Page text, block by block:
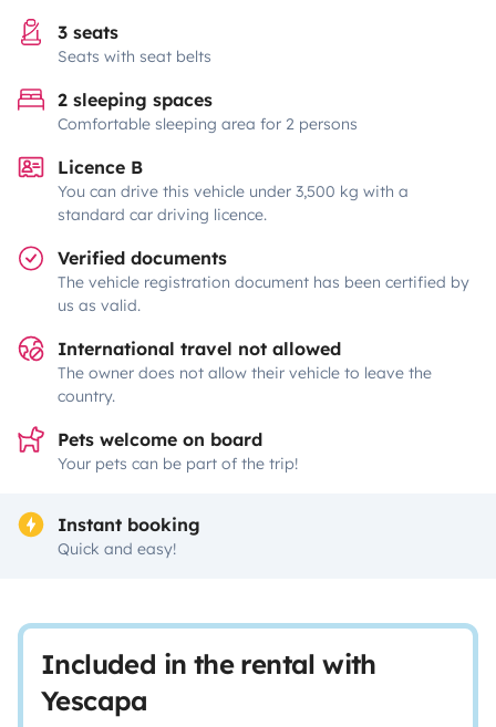
3 seats
Seats with seat belts
2 sleeping spaces
Comfortable sleeping area for 2 persons
Licence B
You can drive this vehicle under 3,500 kg with a
standard car driving licence.
Verified documents
The vehicle registration document has been certified by
us as valid.
International travel not allowed
The owner does not allow their vehicle to leave the
country.
Pets welcome on board
Your pets can be part of the trip!
Instant booking
Quick and easy!
Included in the rental with
Yescapa